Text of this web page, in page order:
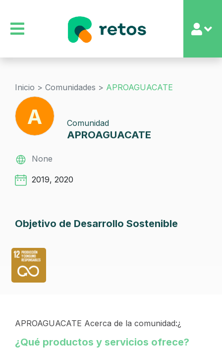
Inicio > Comunidades > APROAGUACATE
A Comunidad
APROAGUACATE
None
2019, 2020
Objetivo de Desarrollo Sostenible
APROAGUACATE Acerca de la comunidad:¿
¿Qué productos y servicios ofrece?